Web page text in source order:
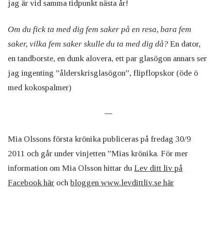
jag är vid samma tidpunkt nästa år!
Om du fick ta med dig fem saker på en resa, bara fem
saker, vilka fem saker skulle du ta med dig då? En dator,
en tandborste, en dunk alovera, ett par glasögon annars ser
jag ingenting ”ålderskrisglasögon”, flipflopskor (öde ö
med kokospalmer)
—
Mia Olssons första krönika publiceras på fredag 30/9
2011 och går under vinjetten ”Mias krönika. För mer
information om Mia Olsson hittar du Lev ditt liv på
Facebook här och bloggen www.levdittliv.se här